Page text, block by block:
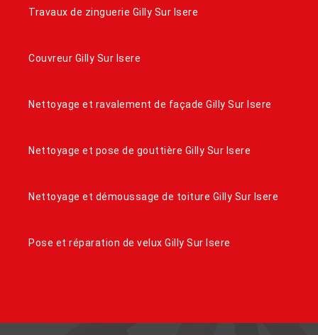
Travaux de zinguerie Gilly Sur Isere
Couvreur Gilly Sur Isere
Nettoyage et ravalement de façade Gilly Sur Isere
Nettoyage et pose de gouttière Gilly Sur Isere
Nettoyage et démoussage de toiture Gilly Sur Isere
Pose et réparation de velux Gilly Sur Isere